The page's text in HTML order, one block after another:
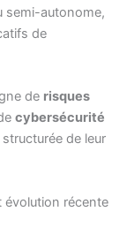
semi-autonome,
de
de risques
cybersécurité
de leur
évolution récente